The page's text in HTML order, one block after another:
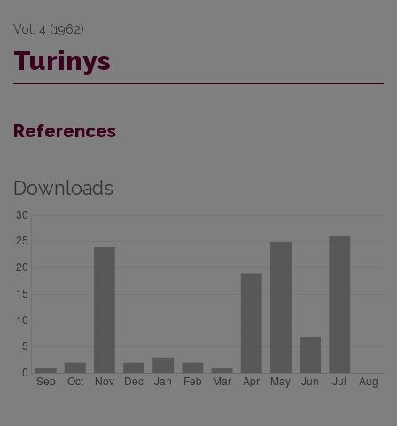
Vol. 4 (1962)
Turinys
References
Downloads